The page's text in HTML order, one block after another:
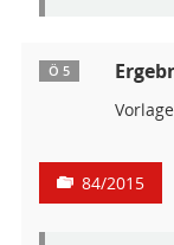
Ö 5
84/2015